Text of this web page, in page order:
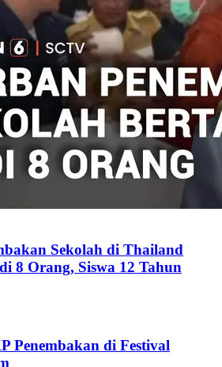
Sekolah di Thailand
8 Orang, Siswa 12 Tahun
Penembakan di Festival